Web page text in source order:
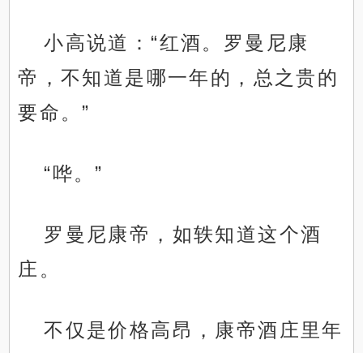
小高说道：“红酒。罗曼尼康
帝，不知道是哪一年的，总之贵的
要命。”
“哗。”
罗曼尼康帝，如轶知道这个酒
庄。
不仅是价格高昂，康帝酒庄里年